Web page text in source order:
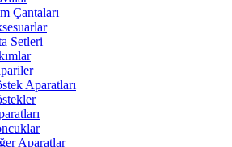
Çantaları
Setleri
Aparatları
Aparatlar